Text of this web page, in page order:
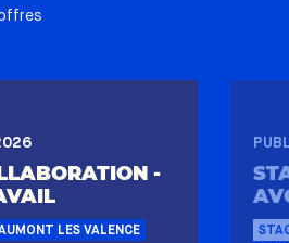
-
LES VALENCE